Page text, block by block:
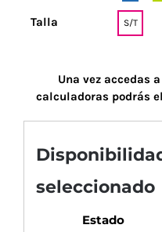
Talla S/T
Una vez accedas
calculadoras podrás
seleccionado
Estado